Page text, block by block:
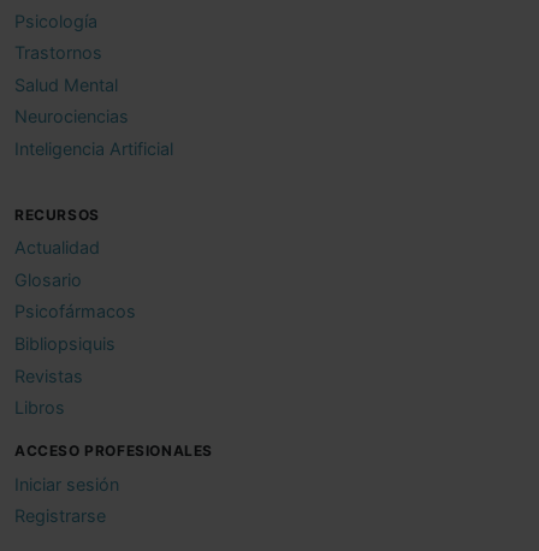
Psicología
Trastornos
Salud Mental
Neurociencias
Inteligencia Artificial
RECURSOS
Actualidad
Glosario
Psicofármacos
Bibliopsiquis
Revistas
Libros
ACCESO PROFESIONALES
Iniciar sesión
Registrarse